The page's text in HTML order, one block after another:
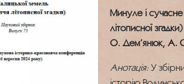
Минуле і сучасне
літописної
О. Дем’янюк, А.
Анотація:У